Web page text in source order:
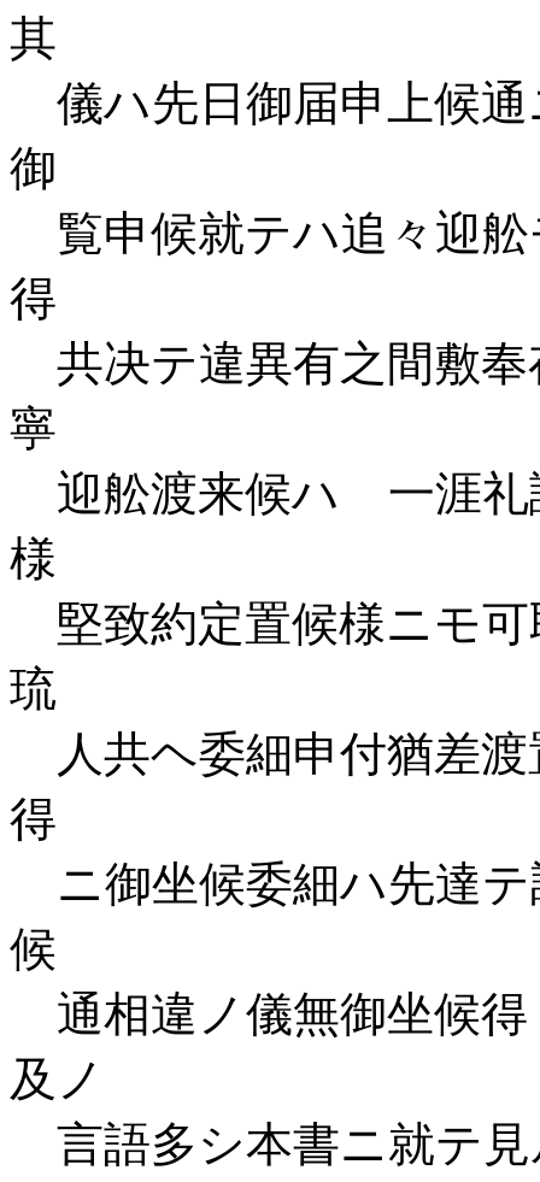
其
儀ハ先日御届申上候通
御
覧申候就テハ追々迎舩
得
共决テ違異有之間敷奉
寧
迎舩渡来候ハゝ一涯礼
様
堅致約定置候様ニモ可
琉
人共ヘ委細申付猶差渡
得
ニ御坐候委細ハ先達テ
候
通相違ノ儀無御坐候得
及ノ
言語多シ本書ニ就テ